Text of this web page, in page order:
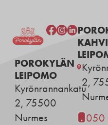
POROKYLÄN
LEIPOMO
Kyrönrannankatu
2, 75500
Nurmes
2,
050